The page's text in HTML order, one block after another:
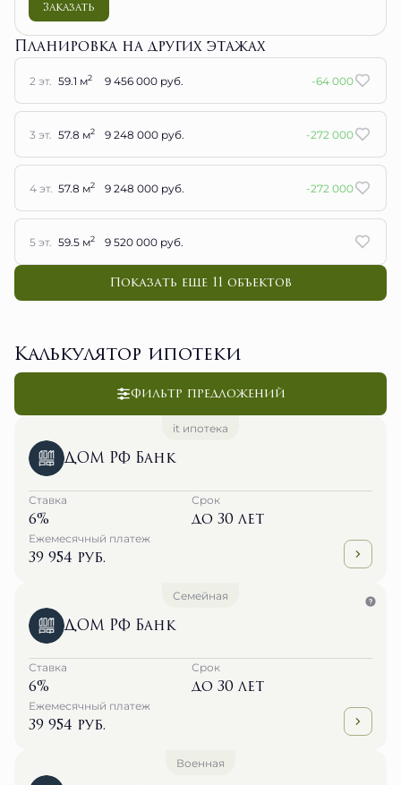
Планировка на других этажах
2 эт. 59.1 м2 9 456 000 руб.
3 эт. 57.8 м2 9 248 000 руб. -272 000
4 эт. 57.8 м2 9 248 000 руб. -272 000
5 эт. 59.5 м2 9 520 000 руб.
Показать еще 11 объектов
Фильтр предложений
it ипотека
ДОМ РФ Банк
Ставка
6% до 30 лет
Ежемесячный платеж
39 954 руб.
ДОМ РФ Банк
Ставка
6% до 30 лет
Ежемесячный платеж
39 954 руб.